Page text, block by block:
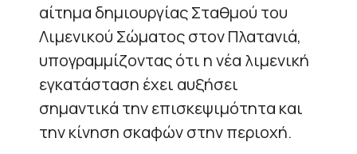
αίτημα δημιουργίας Σταθμού του
Λιμενικού Σώματος στον Πλατανιά,
υπογραμμίζοντας ότι η νέα λιμενική
εγκατάσταση έχει αυξήσει
σημαντικά την επισκεψιμότητα και
την κίνηση σκαφών στην περιοχή.